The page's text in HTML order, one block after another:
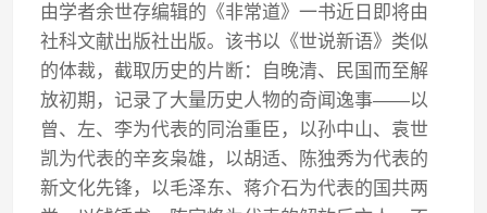
由学者余世存编辑的《非常道》一书近日即将由
社科文献出版社出版。该书以《世说新语》类似
的体裁，截取历史的片断：自晚清、民国而至解
放初期，记录了大量历史人物的奇闻逸事——以
曾、左、李为代表的同治重臣，以孙中山、袁世
凯为代表的辛亥枭雄，以胡适、陈独秀为代表的
新文化先锋，以毛泽东、蒋介石为代表的国共两